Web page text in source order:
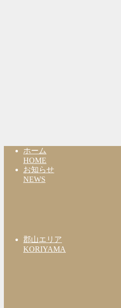
ホーム
HOME
お知らせ
NEWS
郡山エリア
KORIYAMA